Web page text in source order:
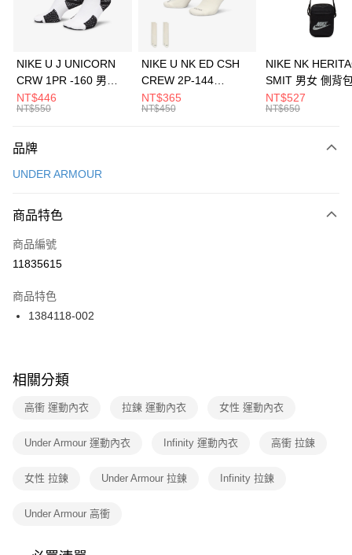
華南商業銀行
彰化商業銀行
上海商業儲蓄銀行
元大商業銀行
台灣樂天信用卡公司
Apple Pay
全盈+PAY
AFTEE先享後付
【關於「AFTEE先享後付」】
便利好安心！
３．安心：先確認商品／服務後，再付款。
【「AFTEE先享後付」結帳流程】
１．於結帳方式選擇「AFTEE先享後付」後，將跳轉至「AFTEE先享後付」
２．訂單成立數日內，您將收到繳費通知簡訊。
３．收到繳費通知簡訊後14天內，點擊此簡訊中的連結，可透過四大超商／
ATM／網路銀行／等多元方式進行付款，方視為交易完成。
※ 交易是否成功請以「AFTEE先享後付 」之結帳頁面顯示為準，若有關於
是否繳費成功／繳費後需取消欲退款等相關疑問，請聯繫「AFTEE先享後付
客戶支援中心」https://netprotections.freshdesk.com/support/home
１．透過由恩沛科技股份有限公司提供之「AFTEE先享後付」服務完成之交
權轉讓予恩沛科技股份有限公司。
３．未成年的使用者請事先徵得法定代理人或監護人之同意方可使用
運送方式
每筆NT$100，滿NT$1,500(含以上)免運費
宅配
每筆NT$100，滿NT$1,500(含以上)免運費
付款後門市自取
每筆NT$100，滿NT$1,500(含以上)免運費
NIKE U J UNICORN
CRW 1PR -160 男女
中統襪 FZ3393100
NT$446
NT$550
NIKE U NK ED CSH
CREW 2P-144
EMBRDY 男女 短統襪
FZ3073133
NT$365
NT$450
NIKE NK
SMIT 男女 側背
BA5871010
NT$527
NT$650
品牌
UNDER ARMOUR
商品特色
商品編號
11835615
商品特色
1384118-002
相關分類
高衝 運動內衣 拉鍊 運動內衣 女性 運動內衣
Under Armour 運動內衣 Infinity 運動內衣 高衝 拉鍊
女性 拉鍊 Under Armour 拉鍊 Infinity 拉鍊
Under Armour 高衝